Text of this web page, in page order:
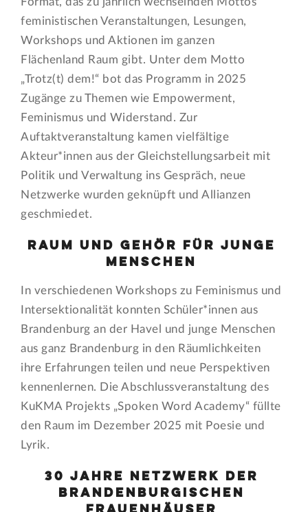
feministischen Veranstaltungen, Lesungen,
Workshops und Aktionen im ganzen
Flächenland Raum gibt. Unter dem Motto
„Trotz(t) dem!“ bot das Programm in 2025
Zugänge zu Themen wie Empowerment,
Feminismus und Widerstand. Zur
Auftaktveranstaltung kamen vielfältige
Akteur*innen aus der Gleichstellungsarbeit mit
Politik und Verwaltung ins Gespräch, neue
Netzwerke wurden geknüpft und Allianzen
geschmiedet.
Raum und Gehör für junge
Menschen
In verschiedenen Workshops zu Feminismus und
Intersektionalität konnten Schüler*innen aus
Brandenburg an der Havel und junge Menschen
aus ganz Brandenburg in den Räumlichkeiten
ihre Erfahrungen teilen und neue Perspektiven
kennenlernen. Die Abschlussveranstaltung des
KuKMA Projekts „Spoken Word Academy“ füllte
den Raum im Dezember 2025 mit Poesie und
Lyrik.
30 Jahre Netzwerk der
brandenburgischen